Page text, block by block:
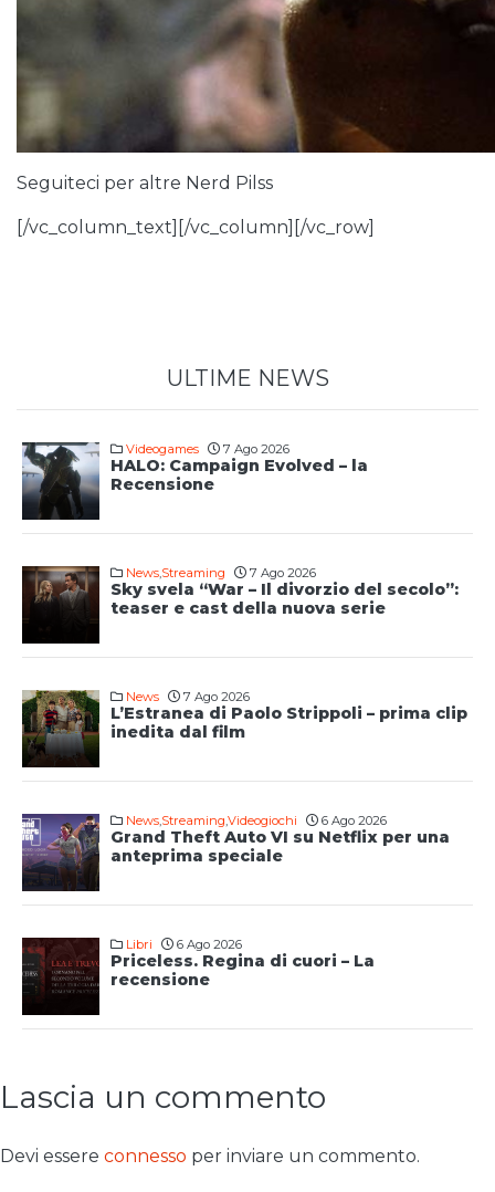
Seguiteci per altre Nerd Pilss
[/vc_column_text][/vc_column][/vc_row]
ULTIME NEWS
Videogames 7 Ago 2026
HALO: Campaign Evolved – la
Recensione
News,Streaming 7 Ago 2026
Sky svela “War – Il divorzio del secolo”:
teaser e cast della nuova serie
News 7 Ago 2026
L’Estranea di Paolo Strippoli – prima clip
inedita dal film
News,Streaming,Videogiochi 6 Ago 2026
Grand Theft Auto VI su Netflix per una
anteprima speciale
Libri 6 Ago 2026
Priceless. Regina di cuori – La
recensione
Lascia un commento
Devi essere connesso per inviare un commento.